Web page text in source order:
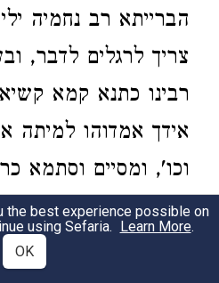
הברייתא רב נחמיה
צריך לרגלים לדבר,
רבינו כתנא קמא
אידך אמדוהו למיתה
וכו', ומסיים וסתמא
ומדתניא ברייתא
ואסהיד עלה תלמודא
the best experience possible on
using Sefaria. Learn More.
OK